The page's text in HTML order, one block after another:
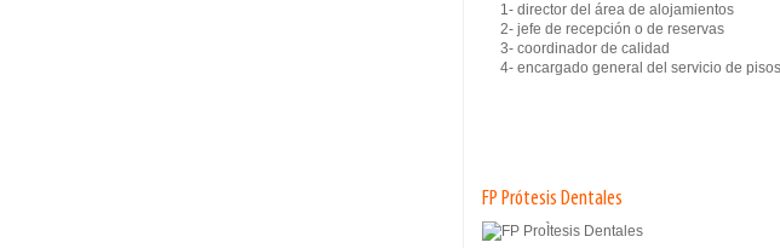
1- director del área de alojamientos
2- jefe de recepción o de reservas
3- coordinador de calidad
4- encargado general del servicio de
FP Prótesis Dentales